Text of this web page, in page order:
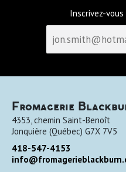
Inscrivez-
Fromagerie
4353, chemin Saint-Benoît
Jonquière (Québec) G7X 7V5
418-547-4153